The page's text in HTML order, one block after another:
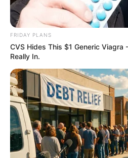
This Trick Is For Men In Their
MEDVI
FRIDAY PLANS
CVS Hides This $1 Generic Viagra
Really In.